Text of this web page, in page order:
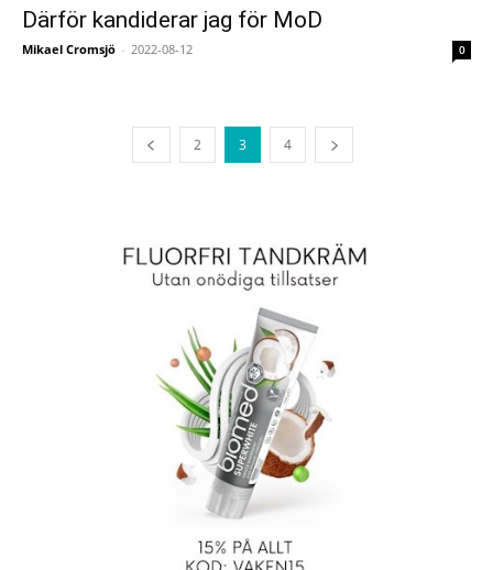
Därför kandiderar jag för MoD
Mikael Cromsjö - 2022-08-12 0
2 3 4